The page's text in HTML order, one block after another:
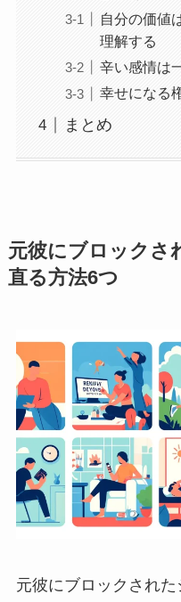
自分の価値
理解する
辛い感情は
幸せになる
まとめ
元彼にブロックさ
直る方法6つ
元彼にブロックされ